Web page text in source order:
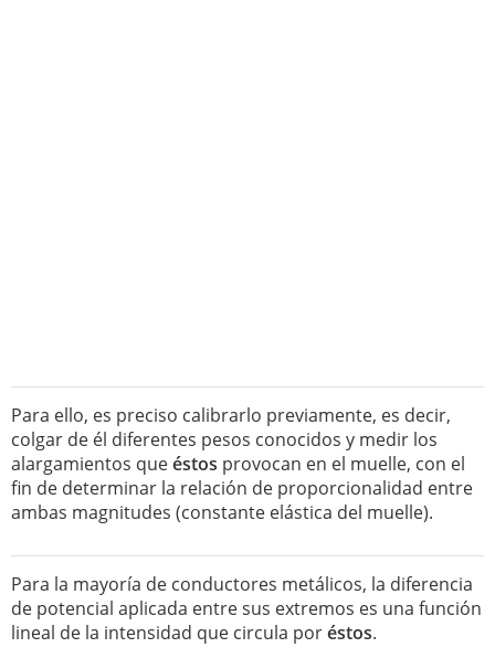
Para ello, es preciso calibrarlo previamente, es decir,
colgar de él diferentes pesos conocidos y medir los
alargamientos queéstos provocan en el muelle, con el
fin de determinar la relación de proporcionalidad entre
ambas magnitudes (constante elástica del muelle).
Para la mayoría de conductores metálicos, la diferencia
de potencial aplicada entre sus extremos es una función
lineal de la intensidad que circula poréstos.